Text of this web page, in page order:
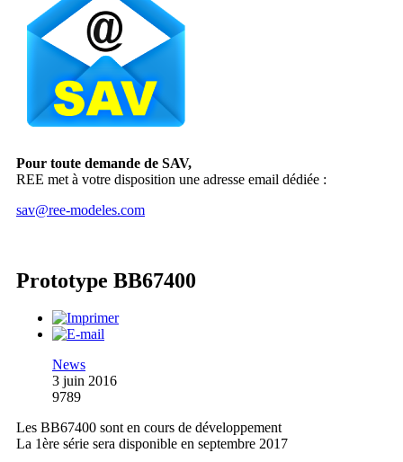
Pour toute demande de SAV,
REE met à votre disposition une adresse email dédiée :
sav@ree-modeles.com
Prototype BB67400
News
3 juin 2016
9789
Les BB67400 sont en cours de développement
La 1ère série sera disponible en septembre 2017